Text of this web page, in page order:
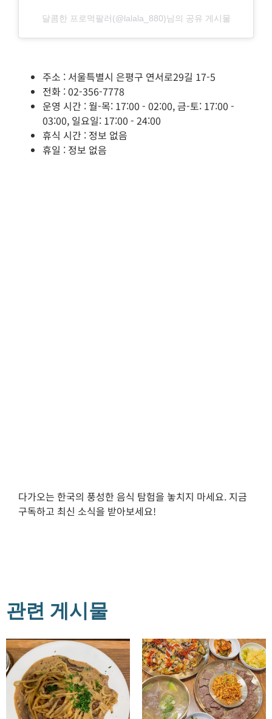
달콤한 프로먹팔러(@lalala_880)님의 공유 게시물
주소 : 서울특별시 은평구 연서로29길 17-5
전화 : 02-356-7778
운영 시간 : 월-목: 17:00 - 02:00, 금-토: 17:00 -
03:00, 일요일: 17:00 - 24:00
휴식 시간 : 정보 없음
휴일 : 정보 없음
다가오는 한국의 풍성한 음식 탐험을 놓치지 마세요. 지금
구독하고 최신 소식을 받아보세요!
관련 게시물